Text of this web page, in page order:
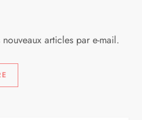
articles par e-mail.